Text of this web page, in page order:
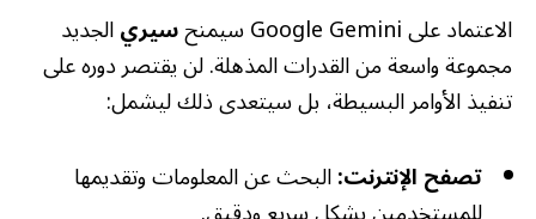
الاعتماد على Google Gemini سيمنح سيريالجديد
مجموعة واسعة من القدرات المذهلة. لن يقتصر دوره على
تنفيذ الأوامر البسيطة، بل سيتعدى ذلك ليشمل:
تصفح الإنترنت:البحث عن المعلومات وتقديمها